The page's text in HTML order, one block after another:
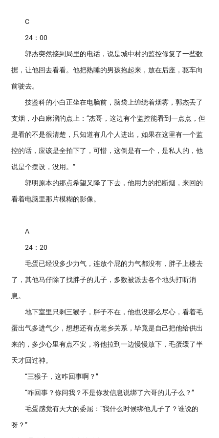
C
24：00
郭杰突然接到局里的电话，说是城中村的监控修复了一些数
据，让他回去看看。他把熟睡的男孩抱起来，放在后座，驱车向
前驶去。
技鉴科的小白正坐在电脑前，脑袋上缠绕着烟雾，郭杰丢了
支烟，小白麻溜的点上：“杰哥，这边有个监控能看到一点点，但
是看的不是很清楚，只知道有几个人进出，如果在这里有一个监
控的话，应该是全拍下了，可惜，这倒是有一个，是私人的，他
说是个摆设，没用。”
郭明原本的那点希望又降了下去，他用力的掐断烟，来回的
看着电脑里那片模糊的影像。
A
24：20
毛蛋已经没多少力气，连放个屁的力气都没有，胖子上楼去
了，其他马仔除了找胖子的儿子，多数被派去各个地头打听消
息。
地下室里只剩三猴子，胖子不在，他也没那么尽心，看着毛
蛋出气多进气少，想想还有点老乡关系，毕竟是自己把他给供出
来的，多少心里有点不安，将他拉到一边慢慢放下，毛蛋缓了半
天才回过神。
“三猴子，这咋回事啊？”
“咋回事？你问我？不是你发信息说绑了六哥的儿子么？”
毛蛋感觉有天大的委屈：“我什么时候绑他儿子了？谁说的
呀？”